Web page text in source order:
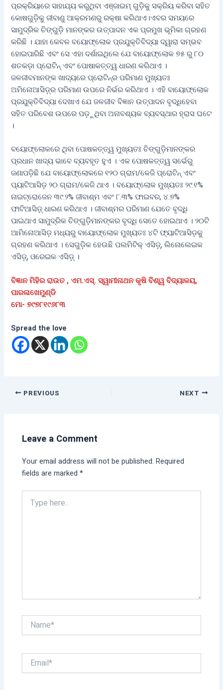
ପ୍ରକ୍ରିୟାରେ ସାହାଯ୍ୟ କରୁଥିବା ଏଞ୍ଜାଇମ୍‌ ଗୁଡ଼ିକୁ ସକ୍ରିୟ କରିବା ସହିତ
କୋଷଗୁଡ଼ିକୁ ଜୀବାଣୁ ଆକ୍ରମଣରୁ ରକ୍ଷା କରିଥାଏ।ଏବର ସମୟରେ
ସାମୁଦ୍ରିକ ଚିଙ୍ଗୁଡ଼ି ମାନଙ୍କର ଉତ୍ପାଦନ ଏକ ପ୍ରମୁଖ ଭୂମିକା ଗ୍ରହଣ
କରିଛି । ଯାହା କେବଳ ବୟୋଫ୍ଲୋକ ପ୍ରଯୁକ୍ତିବିଦ୍ୟା ଦ୍ୱାରା ସମ୍ଭବ
ହୋଇପାରିଛି ଏବଂ ସେ ଏହା ଦର୍ଶାଇଥିଲେ ଯେ ବାୟୋଫ୍ଲୋକ ୭୫ ରୁ ୮୦
ଶତକଡ଼ା ପ୍ରୋଟିନ୍‌ ଏବଂ ପୋଷାକତ୍ତ୍ୱ ଧାରଣ କରିଥାଏ ।
ଜଳଜୀବମାନଙ୍କ ଖାଦ୍ୟରେ ପ୍ରୋଟିନ୍‌ର ପରିମାଣ ମୁଖ୍ୟତଃ
ଅମିନୋଆସିଡ଼୍‌ର ପରିମାଣ ଉପରେ ନିର୍ଭର କରିଥାଏ । ଏହି ବାୟୋଫ୍ଲୋକ
ପ୍ରଯୁକ୍ତିବିଦ୍ୟା ଦେଖାଏ ଯେ ଜଳଜୀବ ବିଜ୍ଞାନ ଉତ୍ପାଦନ ବୃଦ୍ଧିହେବା
ସହିତ ପରିବେଶ ଉପରେ ପଡ଼ୁଥିବା ଅନାବଶ୍ୟକ ବ୍ୟବସ୍ଥାର ହ୍ରାସ ଘଟେ
।
ବୟୋଫ୍ଲୋକରେ ଥିବା ପୋଷକତ୍ତ୍ୱ ମୁଖ୍ୟତଃ ଚିଙ୍ଗୁଡ଼ିମାନଙ୍କର
ପ୍ରଧାନ ଖାଦ୍ୟ ଭାବେ ବ୍ୟବହୃତ ହୁଏ । ଏକ ପୋଷକତ୍ତ୍ୱ ସର୍ଭେରୁ
ଜଣାପଡ଼ିଛି ଯେ ବାୟୋଫ୍ଲୋକରେ ୧୨୦ ଗ୍ରାମ/କେଜି ପ୍ରୋଟିନ୍‌ ଏବଂ
ପ୍ୟାଟିଆସିଡ଼ ୨୦ ଗ୍ରାମ/କେଜି ଥାଏ । ବୟୋଫ୍ଲୋକ ମୁଖ୍ୟତଃ ୨୯.୧%
ନାଇଟ୍ରୋଜେନ ୩୯.୨% ଜୀବାଶ୍ମ ଏବଂ ୮.୩% ଫାଇବର, ୪.୭%
ଫାଟିଆସିଡ଼୍‌ ଧାରଣ କରିଥାଏ । ଜୀବାଶ୍ମର ପରିମାଣ ଯେତେ ବୃଦ୍ଧି
ପାଇଥାଏ ସାମୁଦ୍ରିକ ଚିଙ୍ଗୁଡ଼ିମାନଙ୍କର ବୃଦ୍ଧି ସେତେ ହୋଇଥାଏ । ୨୦ଟି
ଆମିନୋଆସିଡ଼ ମଧ୍ୟରୁ ବାୟୋଫ୍ଲୋକ ମୁଖ୍ୟତଃ ୪ଟି ଫ୍ୟାଟିଆସିଡ଼କୁ
ଗ୍ରହଣ କରିଥାଏ । ସେଗୁଡ଼ିକ ହେଉଛି ପଲମିଟିକ୍‌ ଏସିଡ଼୍‌, ଲିନୋଲେଇକ
ଏସିଡ଼୍‌, ଓରେଇକ ଏସିଡ଼୍‌ ।
ବିଜ୍ଞାନ ମିହିର ରାଉତ , ଏମ.ଏସ୍‌. ସ୍ୱାମୀନାଥନ କୃଷି ବିଶ୍ୱ ବିଦ୍ୟାଳୟ,
ପାରଳାଖେମୁଣ୍ଡି
ମୋ- ୭୯୭୮୧୯୬୮୩
Spread the love
PREVIOUS NEXT
Leave a Comment
Your email address will not be published. Required
fields are marked*
here..
Name*
Email*